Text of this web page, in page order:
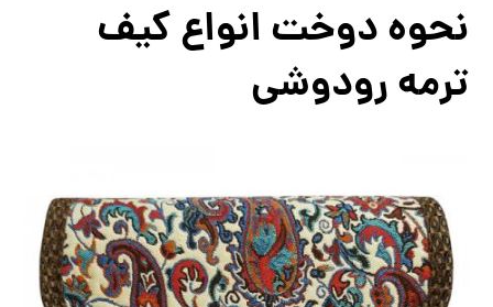
نحوه دوخت انواع کیف
ترمه رودوشی